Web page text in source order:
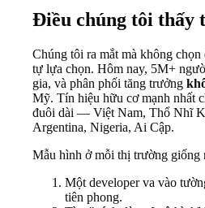
Điều chúng tôi thấy
Chúng tôi ra mắt mà không
tự lựa chọn. Hôm nay, 5M+
gia, và phân phối tăng trưởng
Mỹ. Tín hiệu hữu cơ mạnh nhất
đuôi dài — Việt Nam, Thổ Nhĩ
Argentina, Nigeria, Ai Cập.
Mẫu hình ở mỗi thị trường giống
Một developer va vào
tiên phong.